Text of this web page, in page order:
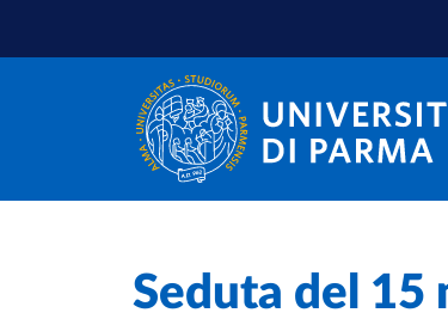
Home /
Seduta del 15